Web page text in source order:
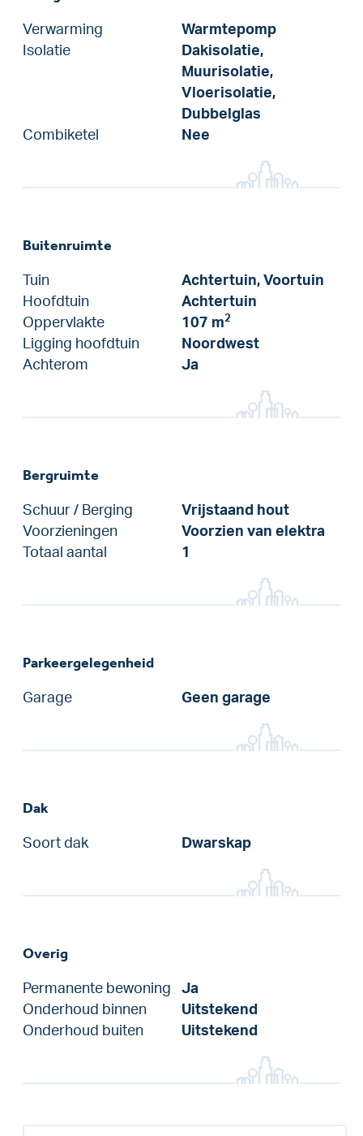
Verwarming
Warmtepomp
Isolatie
Dakisolatie,
Muurisolatie,
Vloerisolatie,
Dubbelglas
Combiketel
Nee
Buitenruimte
Tuin
Achtertuin, Voortuin
Hoofdtuin
Achtertuin
Oppervlakte
107 m2
Ligging hoofdtuin
Noordwest
Achterom
Ja
Bergruimte
Schuur / Berging
Vrijstaand hout
Voorzieningen
Voorzien van elektra
Totaal aantal
1
Parkeergelegenheid
Garage Geen garage
Dak
Soort dak Dwarskap
Overig
Permanente bewoning
Ja
Onderhoud binnen
Uitstekend
Onderhoud buiten
Uitstekend